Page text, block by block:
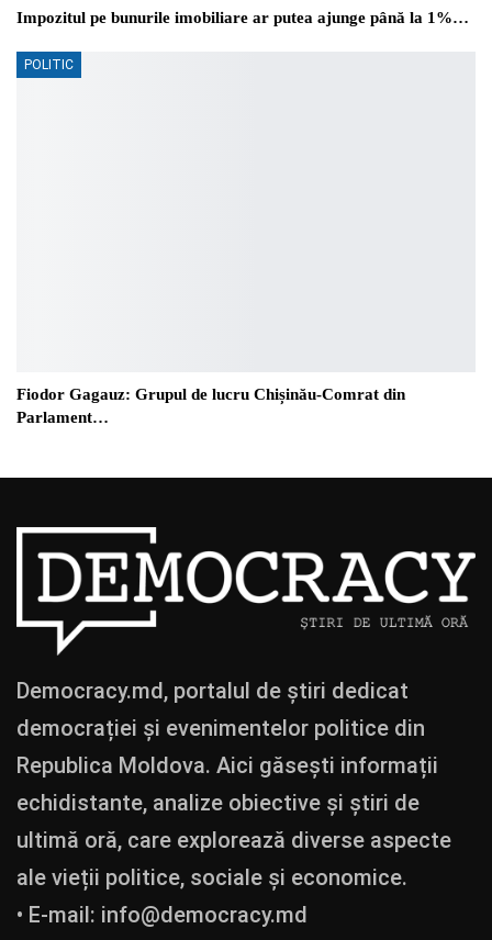
Impozitul pe bunurile imobiliare ar putea ajunge până la 1%…
POLITIC
Fiodor Gagauz: Grupul de lucru Chișinău-Comrat din
Parlament…
Democracy.md, portalul de știri dedicat
democrației și evenimentelor politice din
Republica Moldova. Aici găsești informații
echidistante, analize obiective și știri de
ultimă oră, care explorează diverse aspecte
ale vieții politice, sociale și economice.
• E-mail: info@democracy.md